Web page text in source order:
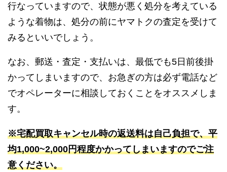
行なっていますので、状態が悪く処分を考えている
ような着物は、処分の前にヤマトクの査定を受けて
みるといいでしょう。
なお、郵送・査定・支払いは、最低でも5日前後掛
かってしまいますので、お急ぎの方は必ず電話など
でオペレーターに相談しておくことをオススメしま
す。
※宅配買取キャンセル時の返送料は自己負担で、平
均1,000~2,000円程度かかってしまいますのでご注
意ください。